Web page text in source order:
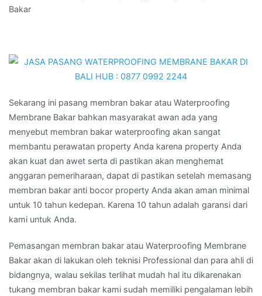
Bakar
Sekarang ini pasang membran bakar atau Waterproofing
Membrane Bakar bahkan masyarakat awan ada yang
menyebut membran bakar waterproofing akan sangat
membantu perawatan property Anda karena property Anda
akan kuat dan awet serta di pastikan akan menghemat
anggaran pemeriharaan, dapat di pastikan setelah memasang
membran bakar anti bocor property Anda akan aman minimal
untuk 10 tahun kedepan. Karena 10 tahun adalah garansi dari
kami untuk Anda.
Pemasangan membran bakar atau Waterproofing Membrane
Bakar akan di lakukan oleh teknisi Professional dan para ahli di
bidangnya, walau sekilas terlihat mudah hal itu dikarenakan
tukang membran bakar kami sudah memiliki pengalaman lebih